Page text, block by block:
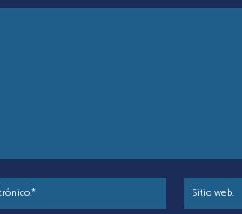
Correo
electrónico:*